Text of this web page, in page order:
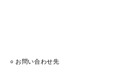
○ お問い合わせ先